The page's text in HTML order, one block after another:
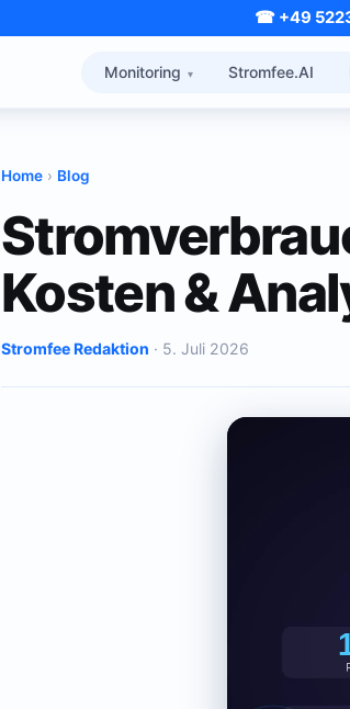
☎ +49
Monitoring Stromfee.AI
Home › Blog
Kosten &
Stromfee Redaktion · 5. Juli 2026